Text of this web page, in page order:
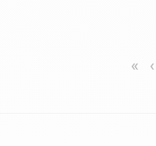
« ‹